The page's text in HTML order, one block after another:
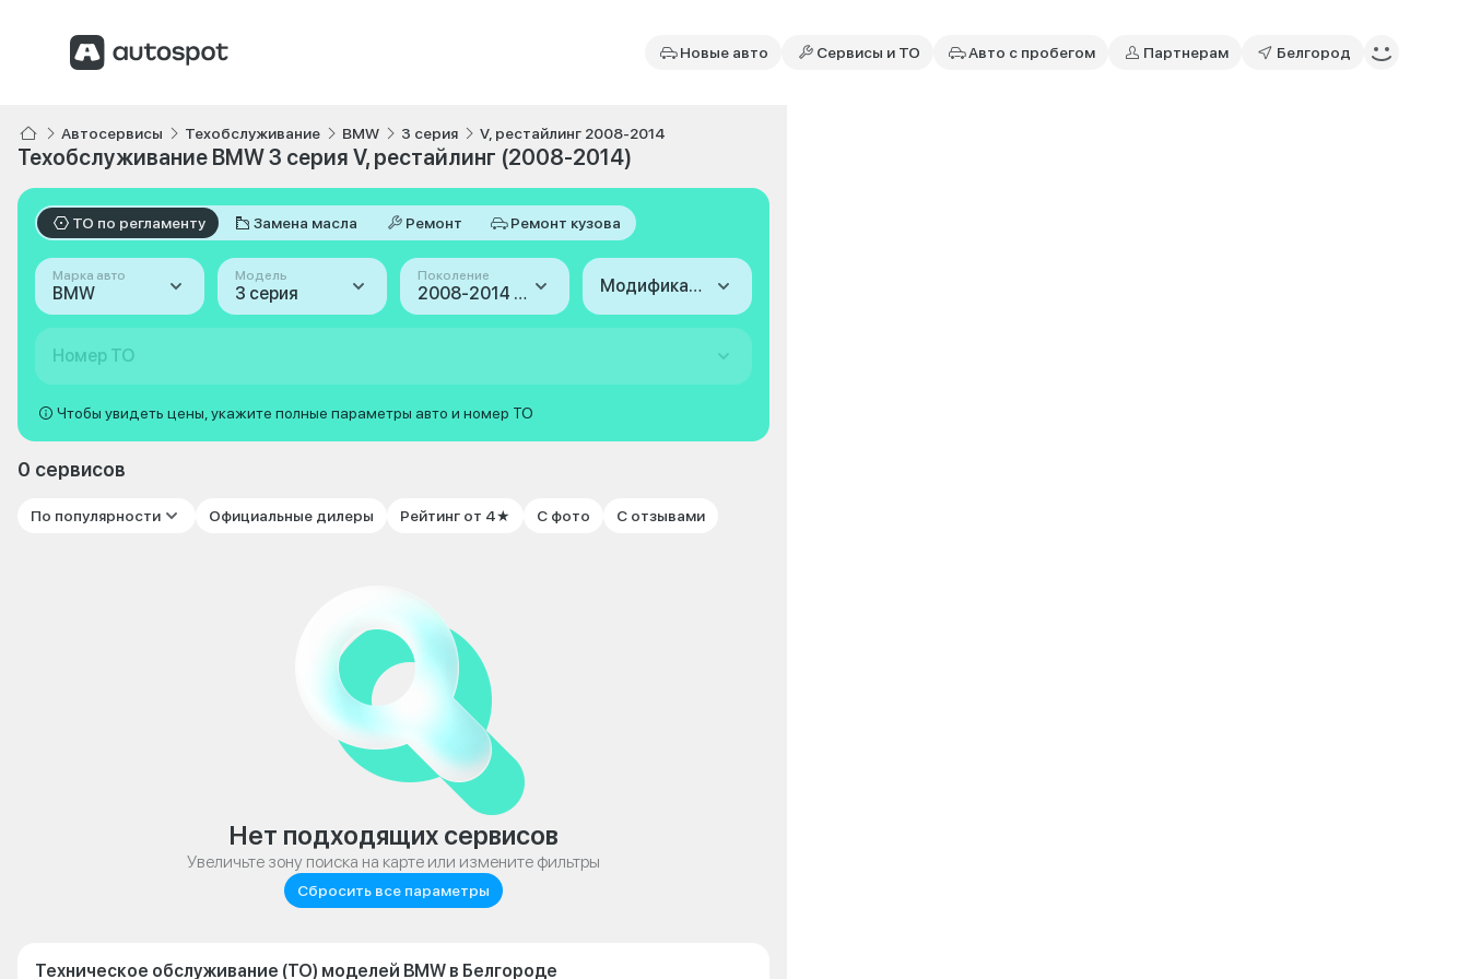
Новые авто Сервисы и ТО Авто с пробегом Партнерам Белгород
Автосервисы Техобслуживание BMW 3 серия V, рестайлинг 2008-2014
Техобслуживание BMW 3 серия V, рестайлинг (2008-2014)
ТО по регламенту Замена масла Ремонт Ремонт кузова
Марка авто
BMW
Модель
3 серия
Поколение
2008-2014 (V, рестайлинг) Модификация
Номер ТО
Чтобы увидеть цены, укажите полные параметры авто и номер ТО
0 сервисов
По популярности Официальные дилеры Рейтинг от 4★ С фото С отзывами
Нет подходящих сервисов
Увеличьте зону поиска на карте или измените фильтры
Сбросить все параметры
Техническое обслуживание (ТО) моделей BMW в Белгороде